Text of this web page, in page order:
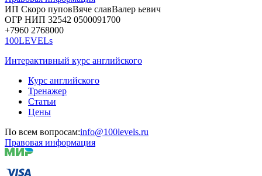
ИП Скоро пуповВяче славВалер ьевич
ОГР НИП 32542 0500091700
+7960 2768000
100LEVELs
Интерактивный курс английского
Курс английского
Тренажер
Статьи
Цены
По всем вопросам:info@100levels.ru
Правовая информация